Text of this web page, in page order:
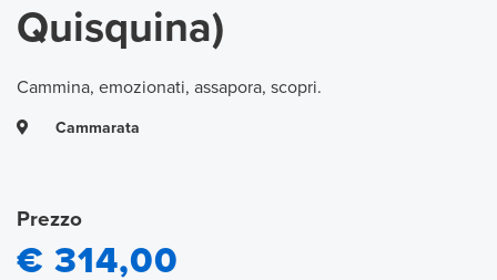
Quisquina)
Cammina, emozionati, assapora, scopri.
Cammarata
Prezzo
€ 314,00